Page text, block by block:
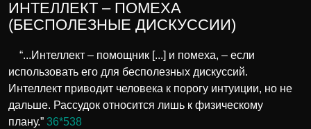
ИНТЕЛЛЕКТ – ПОМЕХА
(БЕСПОЛЕЗНЫЕ ДИСКУССИИ)
“...Интеллект – помощник [...] и помеха, – если
использовать его для бесполезных дискуссий.
Интеллект приводит человека к порогу интуиции, но не
дальше. Рассудок относится лишь к физическому
плану.” 36*538